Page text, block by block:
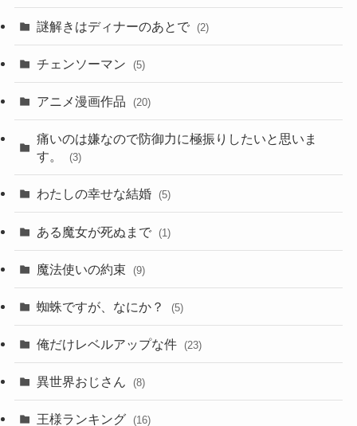
謎解きはディナーのあとで (2)
チェンソーマン (5)
アニメ漫画作品 (20)
痛いのは嫌なので防御力に極振りしたいと思いま
す。
(3)
わたしの幸せな結婚 (5)
ある魔女が死ぬまで (1)
魔法使いの約束 (9)
蜘蛛ですが、なにか？ (5)
俺だけレベルアップな件 (23)
異世界おじさん (8)
王様ランキング (16)